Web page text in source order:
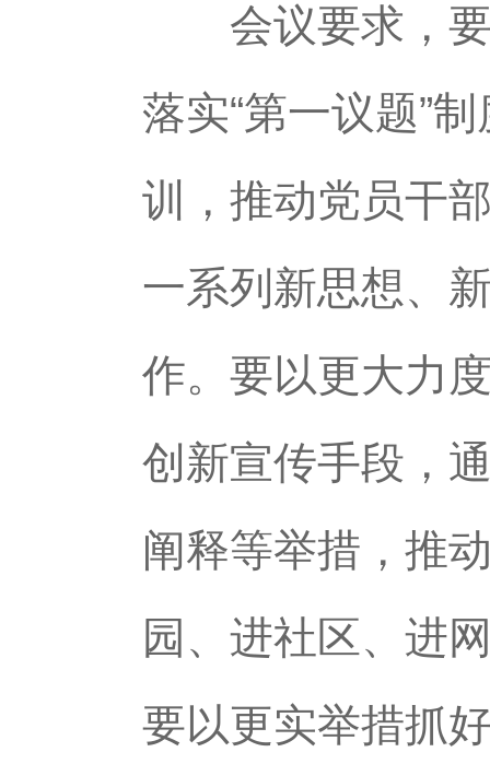
会议要求，要
落实“第一议题”
训，推动党员干
一系列新思想、
作。要以更大力
创新宣传手段，
阐释等举措，推
园、进社区、进
要以更实举措抓